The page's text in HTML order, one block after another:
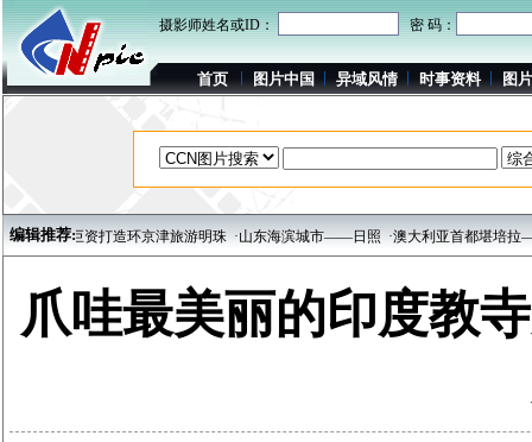
摄影师姓名或ID： 密 码：
首页 图片中国 异域风情 时事资料 图
编辑推荐:
巨资打造环京津旅游明珠 ·山东海滨城市——日照 ·澳大利亚首都堪培拉——大洋洲
爪哇最美丽的印度教